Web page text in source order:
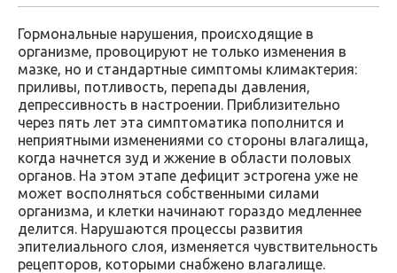
Гормональные нарушения, происходящие в
организме, провоцируют не только изменения в
мазке, но и стандартные симптомы климактерия:
приливы, потливость, перепады давления,
депрессивность в настроении. Приблизительно
через пять лет эта симптоматика пополнится и
неприятными изменениями со стороны влагалища,
когда начнется зуд и жжение в области половых
органов. На этом этапе дефицит эстрогена уже не
может восполняться собственными силами
организма, и клетки начинают гораздо медленнее
делится. Нарушаются процессы развития
эпителиального слоя, изменяется чувствительность
рецепторов, которыми снабжено влагалище.